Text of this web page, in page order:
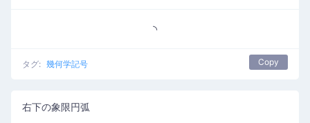
◝
タグ: 幾何学記号 Copy
右下の象限円弧